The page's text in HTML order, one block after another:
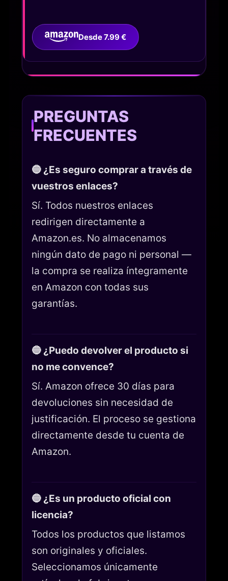
Desde 7.99 €
PREGUNTAS
FRECUENTES
🔵 ¿Es seguro comprar a través de
vuestros enlaces?
Sí. Todos nuestros enlaces
redirigen directamente a
Amazon.es. No almacenamos
ningún dato de pago ni personal —
la compra se realiza íntegramente
en Amazon con todas sus
garantías.
🔵 ¿Puedo devolver el producto si
no me convence?
Sí. Amazon ofrece 30 días para
devoluciones sin necesidad de
justificación. El proceso se gestiona
directamente desde tu cuenta de
Amazon.
🔵 ¿Es un producto oficial con
licencia?
Todos los productos que listamos
son originales y oficiales.
Seleccionamos únicamente